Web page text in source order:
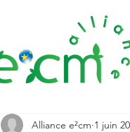
Alliance e²cm 1 juin